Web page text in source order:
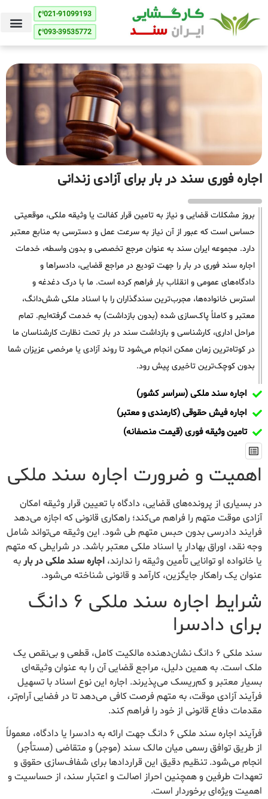
021-91099193
093-39535772
اجاره فوری سند در بار برای آزادی زندانی
بروز مشکلات قضایی و نیاز به تامین قرار کفالت یا وثیقه ملکی، موقعیتی
حساس است که عبور از آن نیاز به سرعت عمل و دسترسی به منابع معتبر
دارد. مجموعه ایران سند به عنوان مرجع تخصصی و بدون واسطه، خدمات
اجاره سند فوری در بار را جهت تودیع در مراجع قضایی، دادسراها و
دادگاه‌های عمومی و انقلاب بار فراهم کرده است. ما با درک دغدغه و
استرس خانواده‌ها، مجرب‌ترین سندگذاران را با اسناد ملکی شش‌دانگ،
معتبر و کاملاً پاک‌سازی شده (بدون بازداشت) به خدمت گرفته‌ایم. تمام
مراحل اداری، کارشناسی و بازداشت سند در بار تحت نظارت کارشناسان ما
در کوتاه‌ترین زمان ممکن انجام می‌شود تا روند آزادی یا مرخصی عزیزان شما
بدون کوچک‌ترین تاخیری پیش رود.
اجاره سند ملکی (سراسر کشور)
اجاره فیش حقوقی (کارمندی و معتبر)
تامین وثیقه فوری (قیمت منصفانه)
اهمیت و ضرورت اجاره سند ملکی
در بسیاری از پرونده‌های قضایی، دادگاه با تعیین قرار وثیقه امکان
آزادی موقت متهم را فراهم می‌کند؛ راهکاری قانونی که اجازه می‌دهد
فرایند دادرسی بدون حبس متهم طی شود. این وثیقه می‌تواند شامل
وجه نقد، اوراق بهادار یا اسناد ملکی معتبر باشد. در شرایطی که متهم
یا خانواده او توانایی تأمین وثیقه را ندارند، اجاره سند ملکی در باربه
عنوان یک راهکار جایگزین، کارآمد و قانونی شناخته می‌شود.
شرایط اجاره سند ملکی ۶ دانگ
برای دادسرا
سند ملکی ۶ دانگ نشان‌دهنده مالکیت کامل، قطعی و بی‌نقص یک
ملک است. به همین دلیل، مراجع قضایی آن را به عنوان وثیقه‌ای
بسیار معتبر و کم‌ریسک می‌پذیرند. اجاره این نوع اسناد با تسهیل
فرآیند آزادی موقت، به متهم فرصت کافی می‌دهد تا در فضایی آرام‌تر،
مقدمات دفاع قانونی از خود را فراهم کند.
فرآیند اجاره سند ملکی ۶ دانگ جهت ارائه به دادسرا یا دادگاه، معمولاً
از طریق توافق رسمی میان مالک سند (موجر) و متقاضی (مستأجر)
انجام می‌شود. تنظیم دقیق این قراردادها برای شفاف‌سازی حقوق و
تعهدات طرفین و همچنین احراز اصالت و اعتبار سند، از حساسیت و
اهمیت ویژه‌ای برخوردار است.